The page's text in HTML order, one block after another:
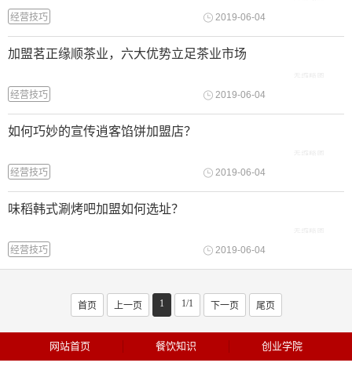
2019-06-04
经营技巧
加盟茗正缘顺茶业，六大优势立足茶业市场
2019-06-04
经营技巧
如何巧妙的宣传逍客馅饼加盟店？
2019-06-04
经营技巧
味稻韩式涮烤吧加盟如何选址？
2019-06-04
经营技巧
首页 上一页 1 1/1 下一页 尾页
网站首页 餐饮知识 创业学院